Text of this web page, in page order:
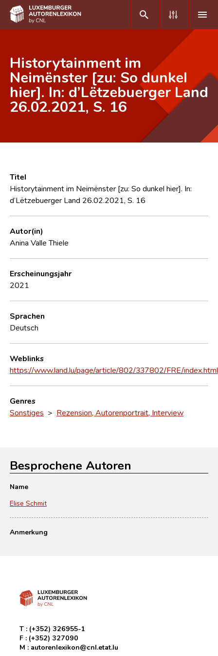
DE FR
Home
Autor(inn)en A-Z
Forschungsgruppe
Historytainment im
Neimënster [zu: So dunkel
hier]. In: d’Lëtzebuerger Land
26.02.2021, S. 16
Titel
Historytainment im Neimënster [zu: So dunkel hier]. In:
d’Lëtzebuerger Land 26.02.2021, S. 16
Autor(in)
Anina Valle Thiele
Erscheinungsjahr
2021
Sprachen
Deutsch
Weblinks
https://www.land.lu/page/article/802/337802/FRE/index.html
Genres
Sonstiges > Rezension, Autorenportrait, Interview
Besprochene Autoren
Name
Elise Schmit
Anmerkung
T : (+352) 326955-1
F : (+352) 327090
M : autorenlexikon@cnl.etat.lu